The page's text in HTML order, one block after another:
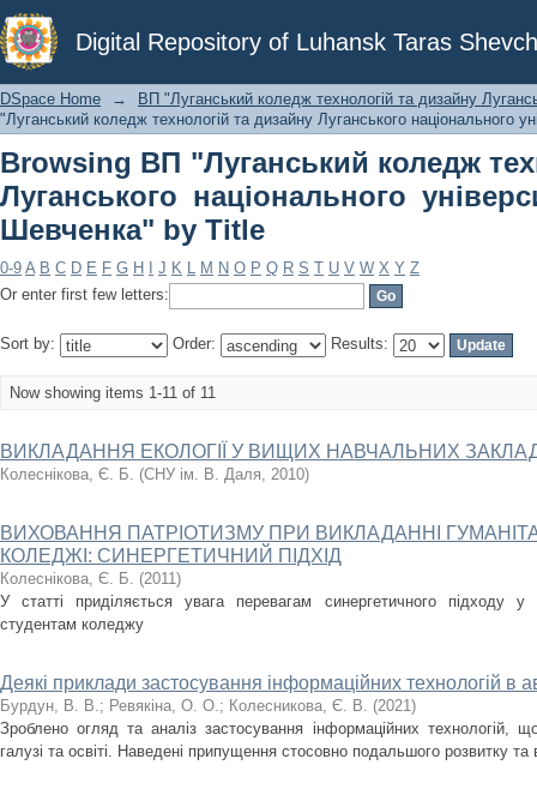
Digital Repository of Luhansk Taras
Browsing ВП "Луганський
національного університету імені
DSpace Home →
ВП "Луганський коледж технологій та дизайну
"Луганський коледж технологій та дизайну Луганського національного
Browsing ВП "Луганський коледж
Луганського національного
Шевченка" by Title
0-9 A B C D E F G H J K L M N O P Q R S T U V W X Y Z
Or enter first few letters:
Sort by: Order: Results:
Now showing items 1-11 of 11
ВИКЛАДАННЯ ЕКОЛОГІЇ У ВИЩИХ НАВЧАЛЬНИХ
Колеснікова, Є. Б. (СНУ ім. В. Даля, 2010)
ВИХОВАННЯ ПАТРІОТИЗМУ ПРИ ВИКЛАДАННІ
КОЛЕДЖІ: СИНЕРГЕТИЧНИЙ ПІДХІД
Колеснікова, Є. Б. (2011)
У статті приділяється увага перевагам синергетичного підходу у
студентам коледжу
Деякі приклади застосування інформаційних технологій в
Бурдун, В. В.; Ревякіна, О. О.; Колесникова, Є. В. (2021)
Зроблено огляд та аналіз застосування інформаційних технологій,
галузі та освіті. Наведені припущення стосовно подальшого розвитку